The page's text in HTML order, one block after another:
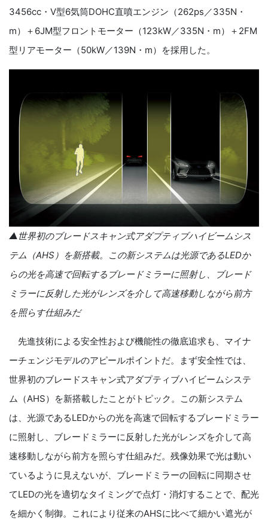
3456cc ・ V型6気筒DOHC直噴エンジン（262ps／335N ・
m）＋ 6JM型フロントモーター（123kW／335N ・ m）＋ 2FM
型リアモーター（50kW／139N ・ m）を採用した。
▲世界初のブレードスキャン式アダプティブハイビームシス
テム（AHS ）を新搭載。この新システムは光源であるLEDか
らの光を高速で回転するブレードミラーに照射し、ブレード
ミラーに反射した光がレンズを介して高速移動しながら前方
を照らす仕組みだ
先進技術による安全性および機能性の徹底追求も、マイナ
ーチェンジモデルのアピールポイントだ。まず安全性では、
世界初のブレードスキャン式アダプティブハイビームシステ
ム（AHS）を新搭載したことがトピック。この新システム
は、光源であるLEDからの光を高速で回転するブレードミラー
に照射し、ブレードミラーに反射した光がレンズを介して高
速移動しながら前方を照らす仕組みだ。残像効果で光は動い
ているように見えないが、ブレードミラーの回転に同期させ
てLEDの光を適切なタイミングで点灯・消灯することで、配光
を細かく制御。これにより従来のAHSに比べて細かい遮光が